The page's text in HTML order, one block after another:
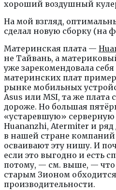
хороший воздушный
На мой взгляд,
сделал новую сборку (на
Материнская плата —
не Тайвань, а
уже зарекомендовала
материнских плат
рынке мобильных
Asus или MSI, та же плата
дороже. Но большая
«устаревшую» серверную
Huananzhi, Atermiter и
в нашей стране
осваивают эту нишу. И
если это выгодно и есть
потому, — см. выше, —
старым Зионом
производительности.